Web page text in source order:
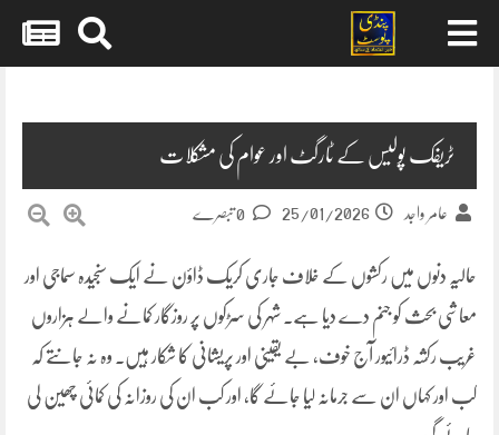
ٹریفک پولیس کے ٹارگٹ اور عوام کی مشکلات
عامر واجد 25/01/2026
حالیہ دنوں میں رکشوں کے خلاف جاری کریک ڈاؤن نے ایک سنجیدہ سماجی اور
معاشی بحث کو جنم دے دیا ہے۔ شہر کی سڑکوں پر روزگار کمانے والے ہزاروں
غریب رکشہ ڈرائیور آج خوف، بے یقینی اور پریشانی کا شکار ہیں۔ وہ نہ جانتے کہ
کب اور کہاں ان سے جرمانہ لیا جائے گا، اور کب ان کی روزانہ کی کمائی چھین لی